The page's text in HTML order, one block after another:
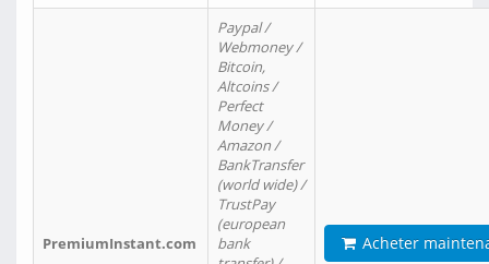
PremiumInstant.com
Paypal /
Webmoney /
Bitcoin,
Altcoins /
Perfect
Money /
Amazon /
BankTransfer
(world wide) /
TrustPay
(european
bank
Acheter